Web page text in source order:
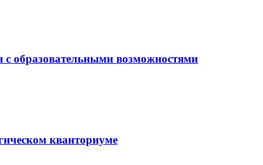
с образовательными возможностями
кванториуме